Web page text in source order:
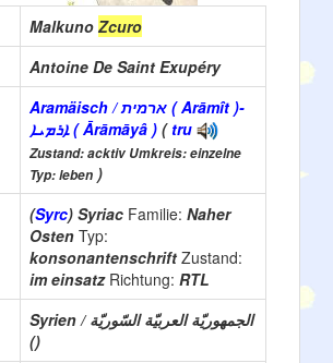
Malkuno Zcuro
Antoine De Saint Exupéry
Aramäisch / ארמית ( Arāmît )-
ܐܪܡܝܐ ( Ārāmāyâ ) ( tru
Zustand: acktiv Umkreis: einzelne
Typ: leben )
(Syrc) Syriac Familie: Naher
Osten Typ:
konsonantenschrift Zustand:
im einsatz Richtung: RTL
Syrien / الجمهوريّة العربيّة السّوريّة
()